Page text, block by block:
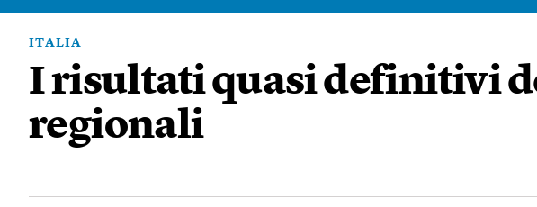
ITALIA
I risultati quasi definitivi
regionali